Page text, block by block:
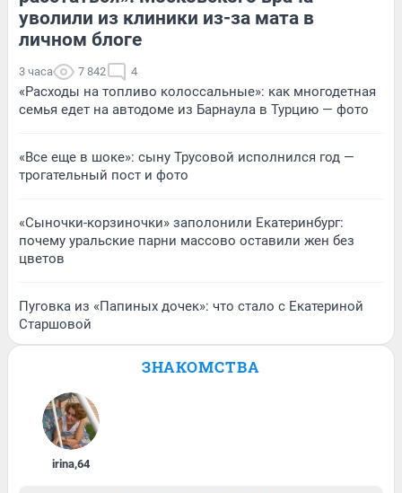
уволили из клиники из-за мата в
личном блоге
3 часа 7 842 4
«Расходы на топливо колоссальные»: как многодетная
семья едет на автодоме из Барнаула в Турцию — фото
«Все еще в шоке»: сыну Трусовой исполнился год —
трогательный пост и фото
«Сыночки-корзиночки» заполонили Екатеринбург:
почему уральские парни массово оставили жен без
цветов
Пуговка из «Папиных дочек»: что стало с Екатериной
Старшовой
ЗНАКОМСТВА
irina,64